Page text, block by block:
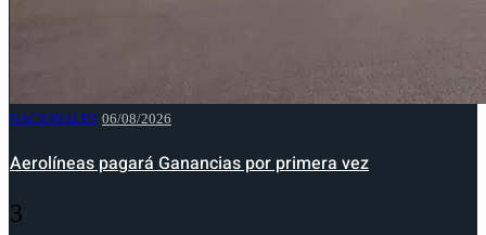
NACIONALES 06/08/2026
Aerolíneas pagará Ganancias por primera vez
3